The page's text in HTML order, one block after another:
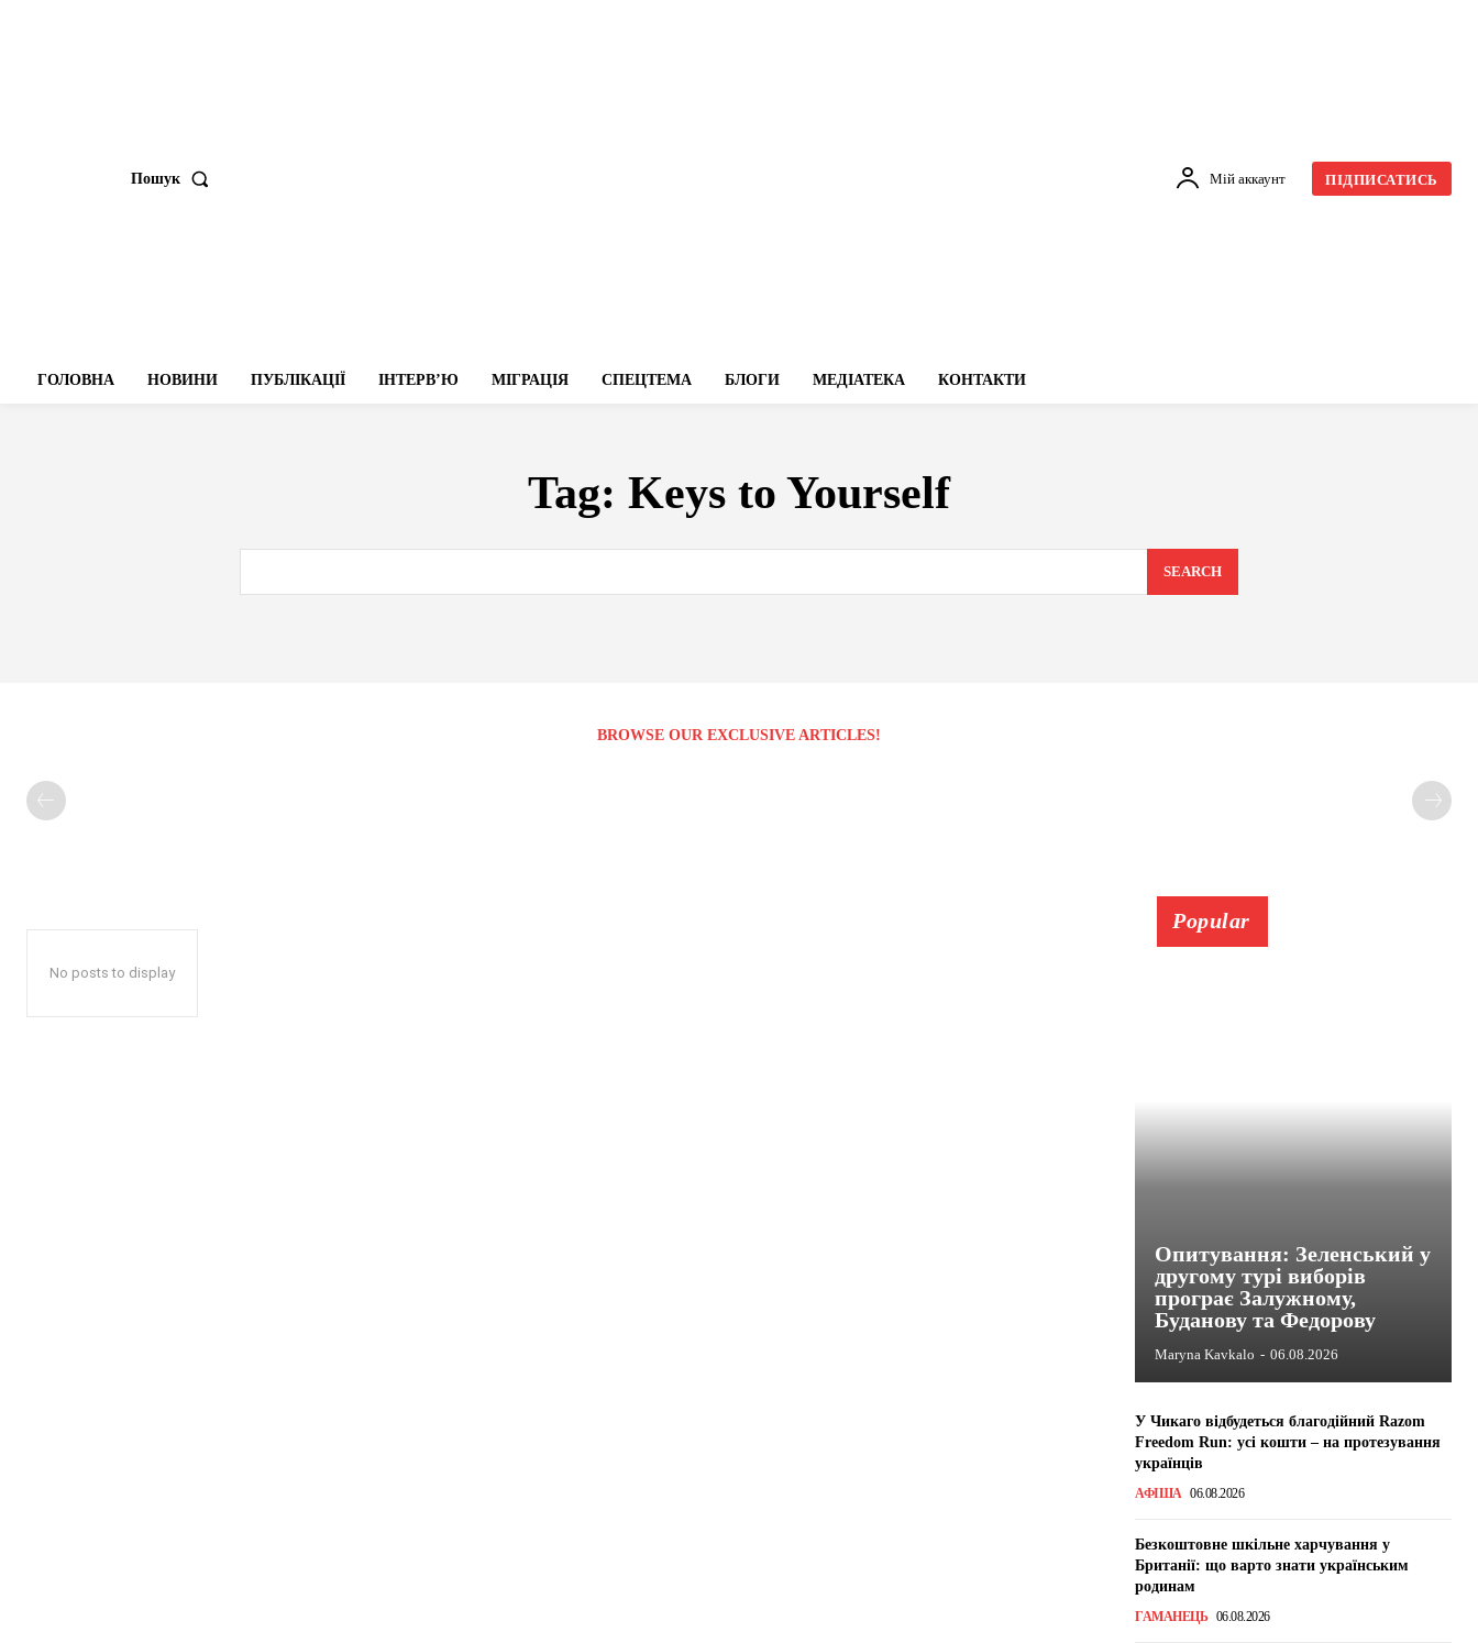
Пошук Мій аккаунт ПІДПИСАТИСЬ
ГОЛОВНА НОВИНИ ПУБЛІКАЦІЇ ІНТЕРВʼЮ МІГРАЦІЯ СПЕЦТЕМА БЛОГИ МЕДІАТЕКА КОНТАКТИ
Tag: Keys to Yourself
SEARCH
BROWSE OUR EXCLUSIVE ARTICLES!
No posts to display
Popular
Опитування: Зеленський у
другому турі виборів
програє Залужному,
Буданову та Федорову
Maryna Kavkalo - 06.08.2026
У Чикаго відбудеться благодійний Razom
Freedom Run: усі кошти – на протезування
українців
АФІША 06.08.2026
Безкоштовне шкільне харчування у
Британії: що варто знати українським
родинам
ГАМАНЕЦЬ 06.08.2026